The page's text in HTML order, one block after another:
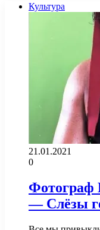
Культура
21.01.2021
0
Фотограф
— Слёзы